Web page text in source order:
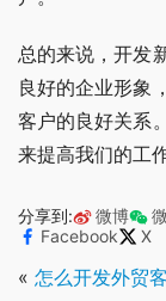
总的来说，开发
良好的企业形象
客户的良好关系
来提高我们的工
分享到: 微博
Facebook
X
« 怎么开发外贸